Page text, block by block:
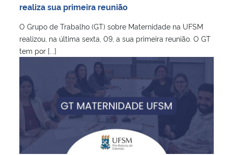
realiza sua primeira reunião
O Grupo de Trabalho (GT) sobre Maternidade na UFSM
realizou, na última sexta, 09, a sua primeira reunião. O GT
tem por [...]